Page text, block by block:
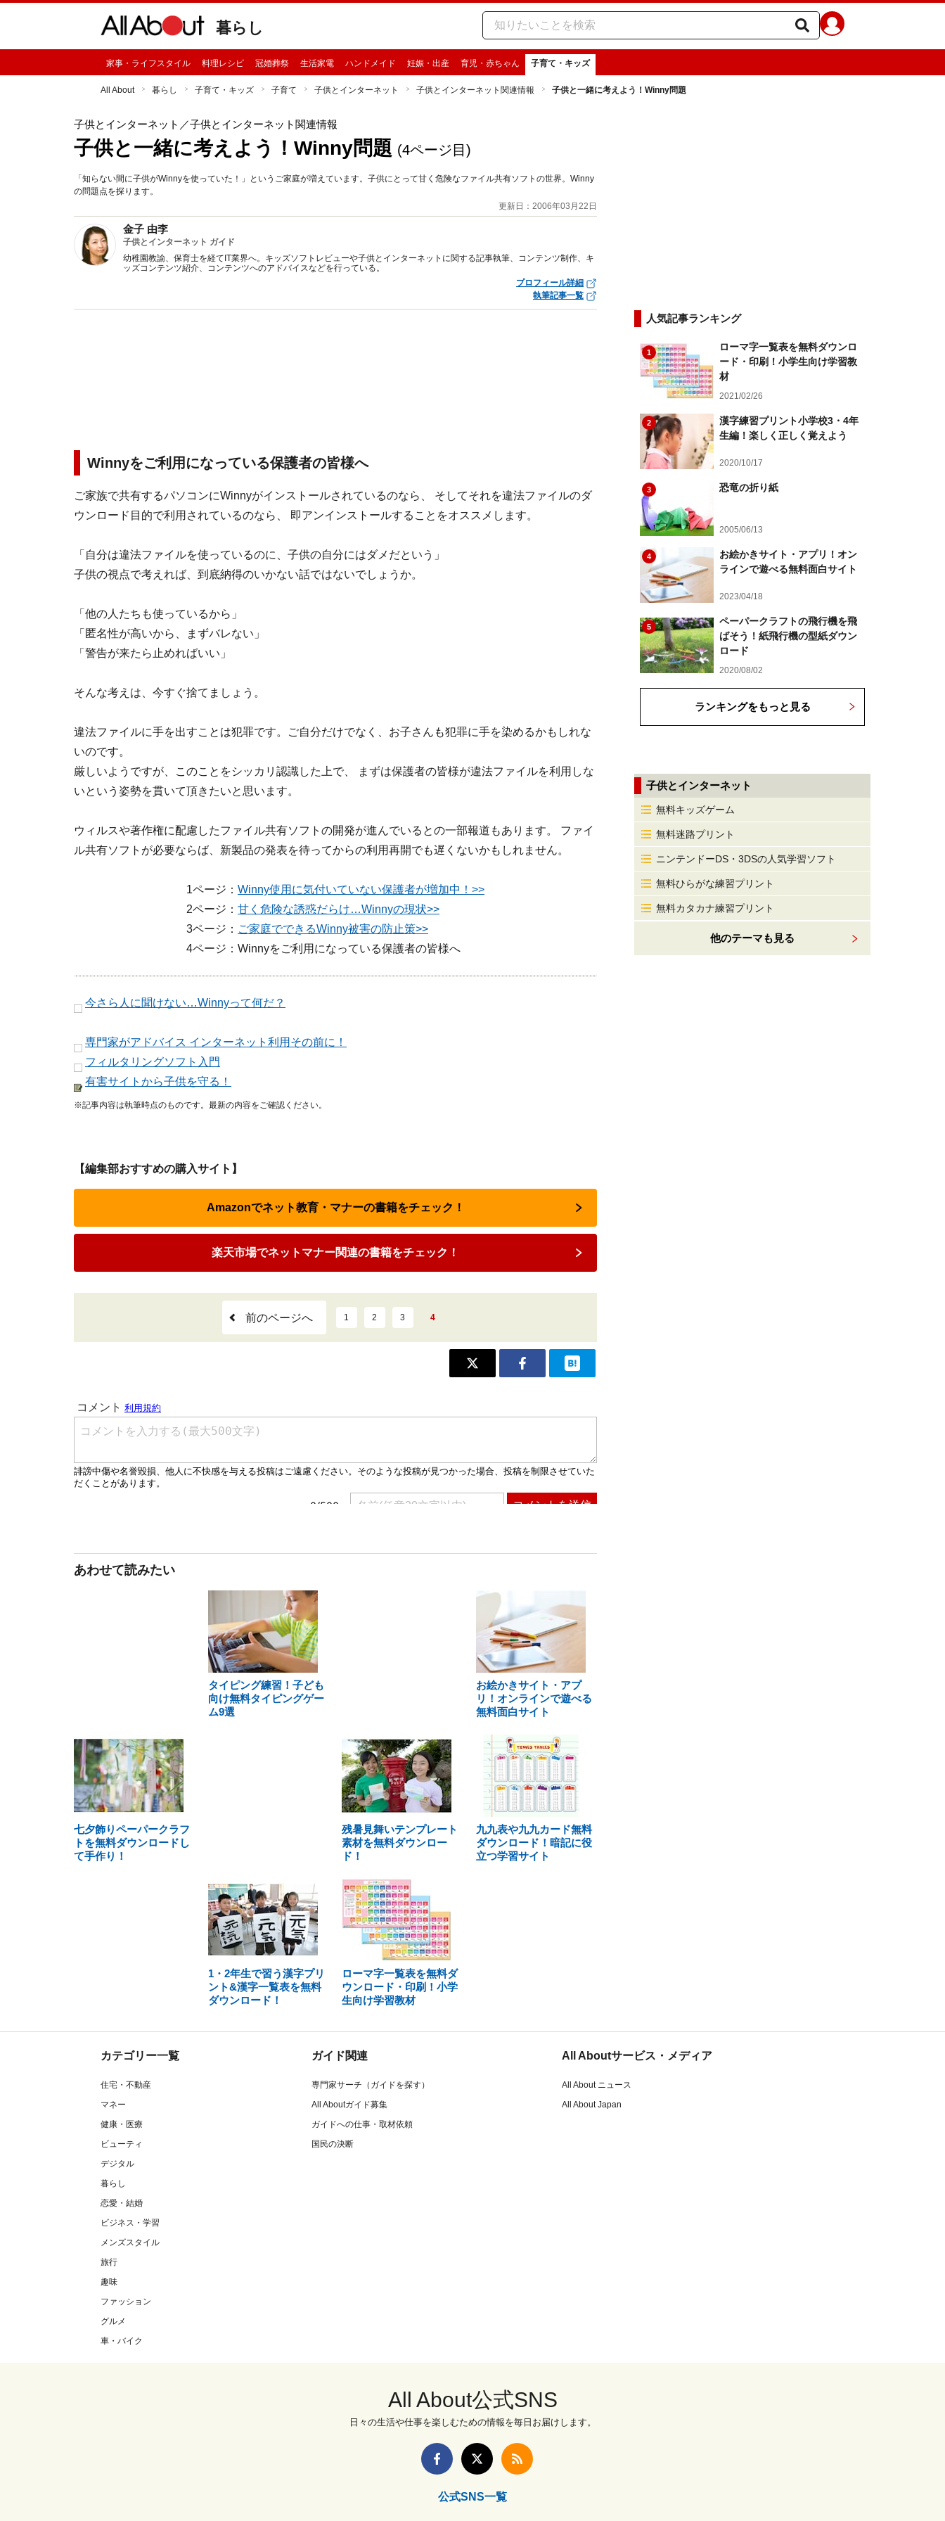
暮らし
家事・ライフスタイル 料理レシピ 冠婚葬祭 生活家電 ハンドメイド 妊娠・出産 育児・赤ちゃん 子育て・キッズ
All About 暮らし 子育て・キッズ 子育て 子供とインターネット 子供とインターネット関連情報 子供と一緒に考えよう！Winny問題
子供とインターネット ／子供とインターネット関連情報
子供と一緒に考えよう！Winny問題 (4ページ目)
「知らない間に子供がWinnyを使っていた！」というご家庭が増えています。子供にとって甘く危険なファイル共有ソフトの世界。Winny
の問題点を探ります。
更新日：2006年03月22日
金子 由李
子供とインターネット ガイド
幼稚園教諭、保育士を経てIT業界へ。キッズソフトレビューや子供とインターネットに関する記事執筆、コンテンツ制作、キ
ッズコンテンツ紹介、コンテンツへのアドバイスなどを行っている。
プロフィール詳細
執筆記事一覧
Winnyをご利用になっている保護者の皆様へ
ご家族で共有するパソコンにWinnyがインストールされているのなら、 そしてそれを違法ファイルのダ
ウンロード目的で利用されているのなら、 即アンインストールすることをオススメします。
「自分は違法ファイルを使っているのに、子供の自分にはダメだという」
子供の視点で考えれば、到底納得のいかない話ではないでしょうか。
「他の人たちも使っているから」
「匿名性が高いから、まずバレない」
「警告が来たら止めればいい」
そんな考えは、今すぐ捨てましょう。
違法ファイルに手を出すことは犯罪です。ご自分だけでなく、お子さんも犯罪に手を染めるかもしれな
いのです。
厳しいようですが、このことをシッカリ認識した上で、 まずは保護者の皆様が違法ファイルを利用しな
いという姿勢を貫いて頂きたいと思います。
ウィルスや著作権に配慮したファイル共有ソフトの開発が進んでいるとの一部報道もあります。 ファイ
ル共有ソフトが必要ならば、新製品の発表を待ってからの利用再開でも遅くないかもしれません。
1ページ： Winny使用に気付いていない保護者が増加中！>>
2ページ： 甘く危険な誘惑だらけ…Winnyの現状>>
3ページ： ご家庭でできるWinny被害の防止策>>
4ページ： Winnyをご利用になっている保護者の皆様へ
今さら人に聞けない…Winnyって何だ？
専門家がアドバイス インターネット利用その前に！
フィルタリングソフト入門
有害サイトから子供を守る！
※記事内容は執筆時点のものです。最新の内容をご確認ください。
【編集部おすすめの購入サイト】
Amazonでネット教育・マナーの書籍をチェック！
楽天市場でネットマナー関連の書籍をチェック！
前のページへ 1 2 3 4
あわせて読みたい
タイピング練習！子ども
向け無料タイピングゲー
ム9選
お絵かきサイト・アプ
リ！オンラインで遊べる
無料面白サイト
七夕飾りペーパークラフ
トを無料ダウンロードし
て手作り！
残暑見舞いテンプレート
素材を無料ダウンロー
ド！
九九表や九九カード無料
ダウンロード！暗記に役
立つ学習サイト
1・2年生で習う漢字プリ
ント&漢字一覧表を無料
ダウンロード！
ローマ字一覧表を無料ダ
ウンロード・印刷！小学
生向け学習教材
人気記事ランキング
1
ローマ字一覧表を無料ダウンロ
ード・印刷！小学生向け学習教
材
2021/02/26
2
漢字練習プリント小学校3・4年
生編！楽しく正しく覚えよう
2020/10/17
3 恐竜の折り紙
2005/06/13
4
お絵かきサイト・アプリ！オン
ラインで遊べる無料面白サイト
2023/04/18
5
ペーパークラフトの飛行機を飛
ばそう！紙飛行機の型紙ダウン
ロード
2020/08/02
ランキングをもっと見る
子供とインターネット
無料キッズゲーム
無料迷路プリント
ニンテンドーDS・3DSの人気学習ソフト
無料ひらがな練習プリント
無料カタカナ練習プリント
他のテーマも見る
カテゴリー一覧
住宅・不動産
マネー
健康・医療
ビューティ
デジタル
暮らし
恋愛・結婚
ビジネス・学習
メンズスタイル
旅行
趣味
ファッション
グルメ
車・バイク
ガイド関連
専門家サーチ（ガイドを探す）
All Aboutガイド募集
ガイドへの仕事・取材依頼
国民の決断
All Aboutサービス・メディア
All About ニュース
All About Japan
All About公式SNS
日々の生活や仕事を楽しむための情報を毎日お届けします。
公式SNS一覧